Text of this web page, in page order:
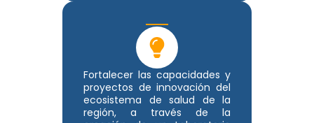
Fortalecer las capacidades y
proyectos de innovación del
ecosistema de salud de la
región, a través de la